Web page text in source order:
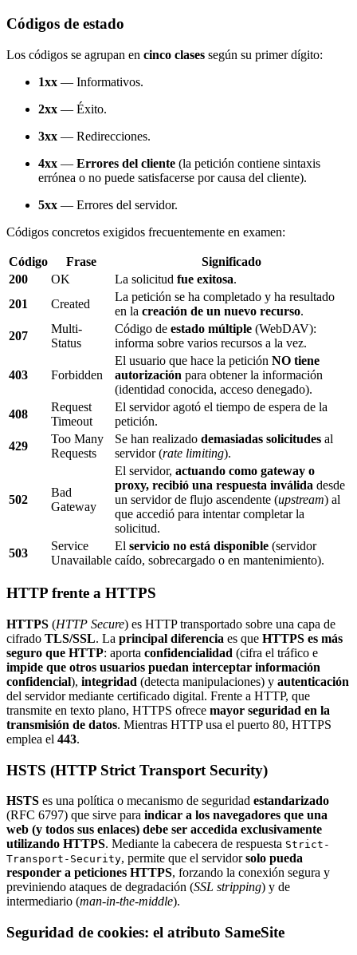
Códigos de estado
Los códigos se agrupan en cinco clases según su primer dígito:
1xx — Informativos.
2xx — Éxito.
3xx — Redirecciones.
4xx — Errores del cliente (la petición contiene sintaxis
errónea o no puede satisfacerse por causa del cliente).
5xx — Errores del servidor.
Códigos concretos exigidos frecuentemente en examen:
Código Frase
Significado
200
OK La solicitud fue exitosa.
201
Created
La petición se ha completado y ha resultado
en la creación de un nuevo recurso.
207
Multi-
Status
Código de estado múltiple (WebDAV):
informa sobre varios recursos a la vez.
403 Forbidden
El usuario que hace la petición NO tiene
autorización para obtener la información
(identidad conocida, acceso denegado).
408
Request
Timeout
El servidor agotó el tiempo de espera de la
petición.
429
Too Many
Requests
Se han realizado demasiadas solicitudes al
servidor (rate limiting).
502
Bad
Gateway
El servidor, actuando como gateway o
proxy, recibió una respuesta inválida desde
un servidor de flujo ascendente (upstream) al
que accedió para intentar completar la
solicitud.
503
Service
Unavailable
El servicio no está disponible (servidor
caído, sobrecargado o en mantenimiento).
HTTP frente a HTTPS
HTTPS (HTTP Secure) es HTTP transportado sobre una capa de
cifrado TLS/SSL. La principal diferencia es que HTTPS es más
seguro que HTTP: aporta confidencialidad (cifra el tráfico e
impide que otros usuarios puedan interceptar información
confidencial), integridad (detecta manipulaciones) y autenticación
del servidor mediante certificado digital. Frente a HTTP, que
transmite en texto plano, HTTPS ofrece mayor seguridad en la
transmisión de datos. Mientras HTTP usa el puerto 80, HTTPS
emplea el 443.
HSTS (HTTP Strict Transport Security)
HSTS es una política o mecanismo de seguridad estandarizado
(RFC 6797) que sirve para indicar a los navegadores que una
web (y todos sus enlaces) debe ser accedida exclusivamente
utilizando HTTPS. Mediante la cabecera de respuesta Strict-
Transport-Security, permite que el servidorsolo pueda
responder a peticiones HTTPS, forzando la conexión segura y
previniendo ataques de degradación (SSL stripping) y de
intermediario (man-in-the-middle).
Seguridad de cookies: el atributo SameSite